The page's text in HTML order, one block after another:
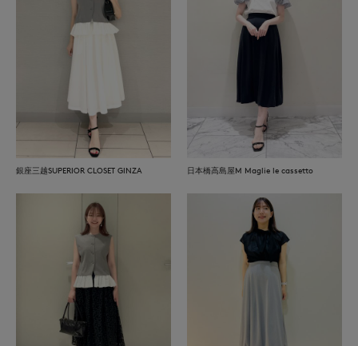
銀座三越SUPERIOR CLOSET GINZA 日本橋高島屋M Maglie le cassetto